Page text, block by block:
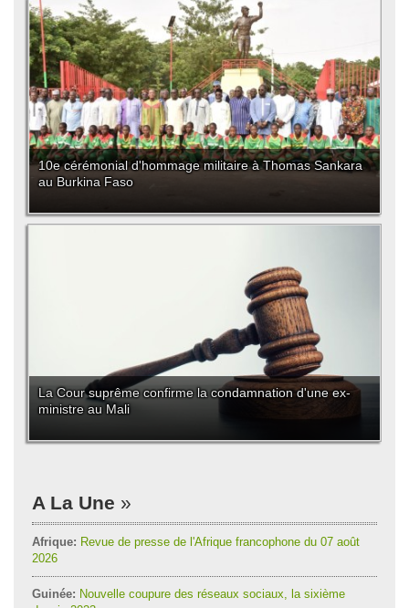
10e cérémonial d'hommage militaire à Thomas Sankara
au Burkina Faso
La Cour suprême confirme la condamnation d'une ex-
ministre au Mali
A La Une
Afrique: Revue de presse de l'Afrique francophone du 07 août
2026
Guinée: Nouvelle coupure des réseaux sociaux, la sixième